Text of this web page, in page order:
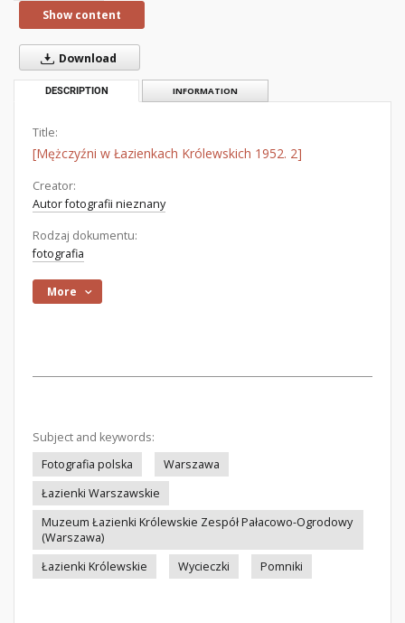
Show content
Download
DESCRIPTION INFORMATION
Title:
[Mężczyźni w Łazienkach Królewskich 1952. 2]
Creator:
Autor fotografii nieznany
Rodzaj dokumentu:
fotografia
More
Subject and keywords:
Fotografia polska
Warszawa
Łazienki Warszawskie
Muzeum Łazienki Królewskie Zespół Pałacowo-Ogrodowy
(Warszawa)
Łazienki Królewskie
Wycieczki Pomniki